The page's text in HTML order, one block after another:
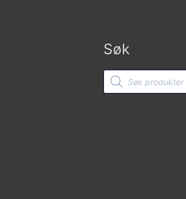
Søk
Products
search